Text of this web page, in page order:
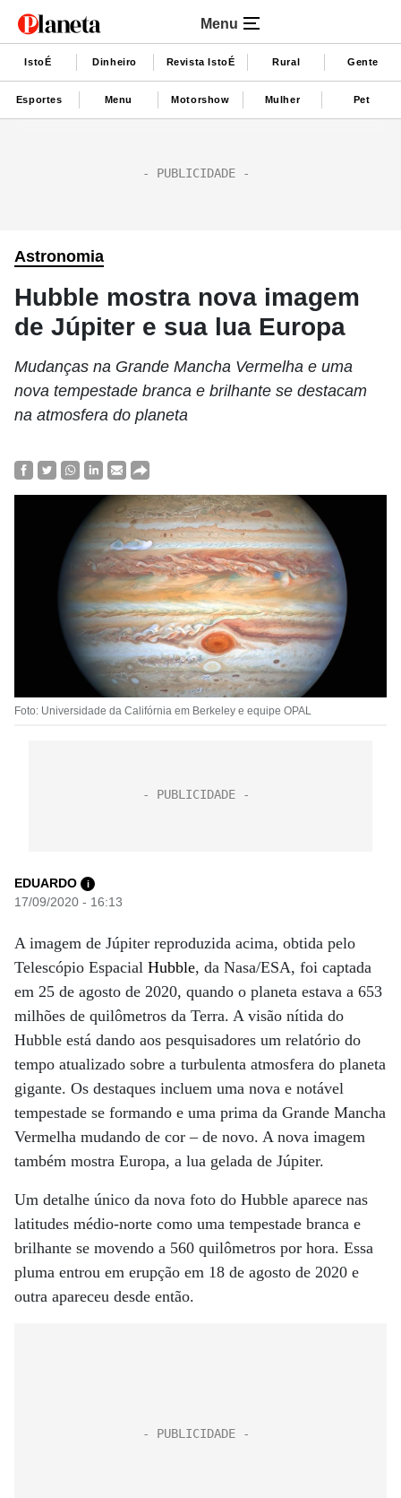
Menu
IstoÉ Dinheiro Revista IstoÉ Rural Gente
Esportes Menu Motorshow Mulher Pet
Astronomia
Hubble mostra nova imagem
de Júpiter e sua lua Europa
Mudanças na Grande Mancha Vermelha e uma
nova tempestade branca e brilhante se destacam
na atmosfera do planeta
Foto: Universidade da Califórnia em Berkeley e equipe OPAL
EDUARDO i
17/09/2020 - 16:13
A imagem de Júpiter reproduzida acima, obtida pelo
Telescópio Espacial Hubble, da Nasa/ESA, foi captada
em 25 de agosto de 2020, quando o planeta estava a 653
milhões de quilômetros da Terra. A visão nítida do
Hubble está dando aos pesquisadores um relatório do
tempo atualizado sobre a turbulenta atmosfera do planeta
gigante. Os destaques incluem uma nova e notável
tempestade se formando e uma prima da Grande Mancha
Vermelha mudando de cor – de novo. A nova imagem
também mostra Europa, a lua gelada de Júpiter.
Um detalhe único da nova foto do Hubble aparece nas
latitudes médio-norte como uma tempestade branca e
brilhante se movendo a 560 quilômetros por hora. Essa
pluma entrou em erupção em 18 de agosto de 2020 e
outra apareceu desde então.